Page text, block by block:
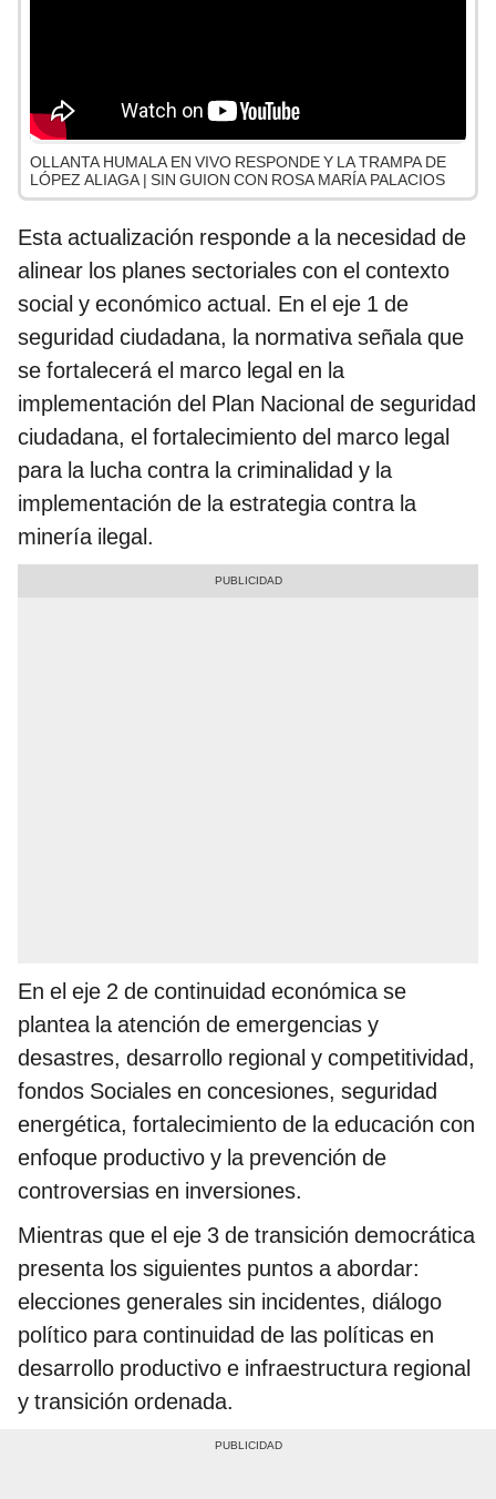
OLLANTA HUMALA EN VIVO RESPONDE Y LA TRAMPA DE
LÓPEZ ALIAGA | SIN GUION CON ROSA MARÍA PALACIOS
Esta actualización responde a la necesidad de
alinear los planes sectoriales con el contexto
social y económico actual. En el eje 1 de
seguridad ciudadana, la normativa señala que
se fortalecerá el marco legal en la
implementación del Plan Nacional de seguridad
ciudadana, el fortalecimiento del marco legal
para la lucha contra la criminalidad y la
implementación de la estrategia contra la
minería ilegal.
En el eje 2 de continuidad económica se
plantea la atención de emergencias y
desastres, desarrollo regional y competitividad,
fondos Sociales en concesiones, seguridad
energética, fortalecimiento de la educación con
enfoque productivo y la prevención de
controversias en inversiones.
Mientras que el eje 3 de transición democrática
presenta los siguientes puntos a abordar:
elecciones generales sin incidentes, diálogo
político para continuidad de las políticas en
desarrollo productivo e infraestructura regional
y transición ordenada.